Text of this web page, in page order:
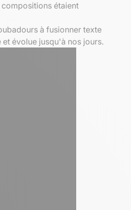
étaient
à fusionner texte
évolue jusqu'à nos jours.